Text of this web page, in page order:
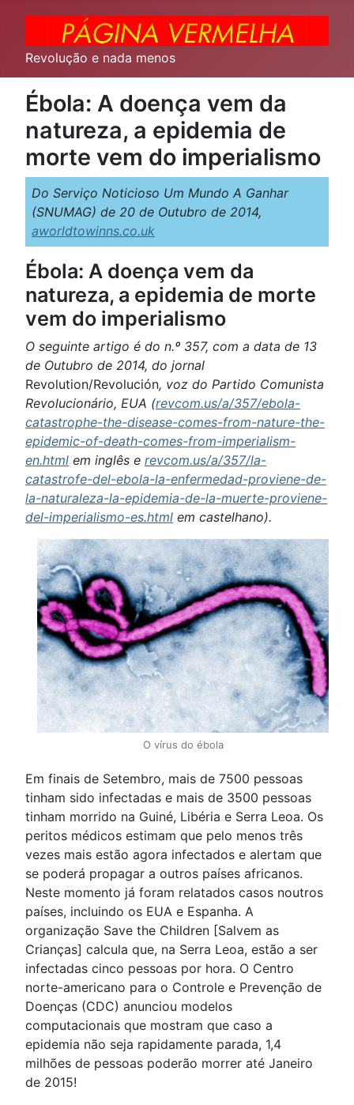
Revolução e nada menos
Ébola: A doença vem da
natureza, a epidemia de
morte vem do imperialismo
Do Serviço Noticioso Um Mundo A Ganhar
(SNUMAG) de 20 de Outubro de 2014,
aworldtowinns.co.uk
Ébola: A doença vem da
natureza, a epidemia de morte
vem do imperialismo
O seguinte artigo é do n.º 357, com a data de 13
de Outubro de 2014, do jornal
Revolution/Revolución, voz do Partido Comunista
Revolucionário, EUA (revcom.us/a/357/ebola-
catastrophe-the-disease-comes-from-nature-the-
epidemic-of-death-comes-from-imperialism-
en.html em inglês e revcom.us/a/357/la-
catastrofe-del-ebola-la-enfermedad-proviene-de-
la-naturaleza-la-epidemia-de-la-muerte-proviene-
del-imperialismo-es.html em castelhano).
O vírus do ébola
Em finais de Setembro, mais de 7500 pessoas
tinham sido infectadas e mais de 3500 pessoas
tinham morrido na Guiné, Libéria e Serra Leoa. Os
peritos médicos estimam que pelo menos três
vezes mais estão agora infectados e alertam que
se poderá propagar a outros países africanos.
Neste momento já foram relatados casos noutros
países, incluindo os EUA e Espanha. A
organização Save the Children [Salvem as
Crianças] calcula que, na Serra Leoa, estão a ser
infectadas cinco pessoas por hora. O Centro
norte-americano para o Controle e Prevenção de
Doenças (CDC) anunciou modelos
computacionais que mostram que caso a
epidemia não seja rapidamente parada, 1,4
milhões de pessoas poderão morrer até Janeiro
de 2015!